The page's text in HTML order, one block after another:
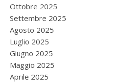
Ottobre 2025
Settembre 2025
Agosto 2025
Luglio 2025
Giugno 2025
Maggio 2025
Aprile 2025